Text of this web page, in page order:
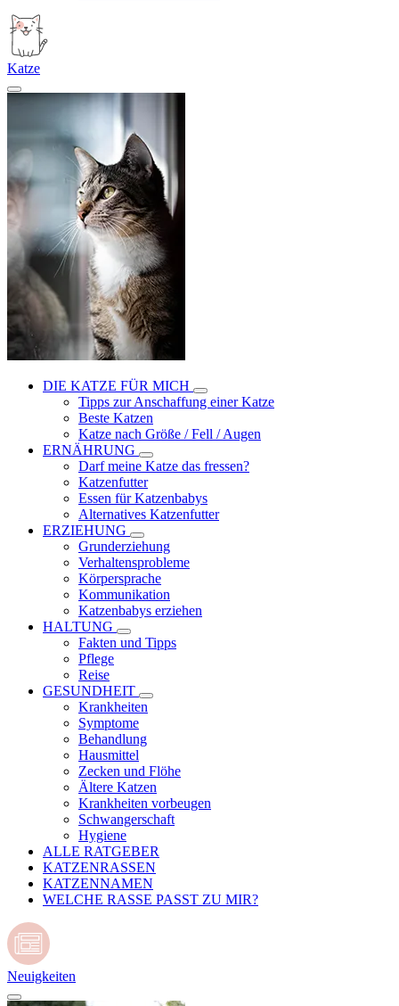
Katze
DIE KATZE FÜR MICH
Tipps zur Anschaffung einer Katze
Beste Katzen
Katze nach Größe / Fell / Augen
ERNÄHRUNG
Darf meine Katze das fressen?
Katzenfutter
Essen für Katzenbabys
Alternatives Katzenfutter
ERZIEHUNG
Grunderziehung
Verhaltensprobleme
Körpersprache
Kommunikation
Katzenbabys erziehen
HALTUNG
Fakten und Tipps
Pflege
Reise
GESUNDHEIT
Krankheiten
Symptome
Behandlung
Hausmittel
Zecken und Flöhe
Ältere Katzen
Krankheiten vorbeugen
Schwangerschaft
Hygiene
ALLE RATGEBER
KATZENRASSEN
KATZENNAMEN
WELCHE RASSE PASST ZU MIR?
Neuigkeiten